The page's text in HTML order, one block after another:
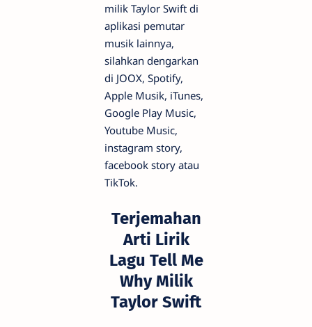
milik Taylor Swift di
aplikasi pemutar
musik lainnya,
silahkan dengarkan
di JOOX, Spotify,
Apple Musik, iTunes,
Google Play Music,
Youtube Music,
instagram story,
facebook story atau
TikTok.
Terjemahan
Arti Lirik
Lagu Tell Me
Why Milik
Taylor Swift